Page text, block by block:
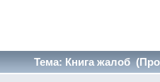
Тема: Книга жалоб